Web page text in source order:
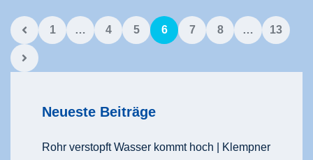
1 … 4 5 6 7 8 … 13
Neueste Beiträge
Rohr verstopft Wasser kommt hoch | Klempner